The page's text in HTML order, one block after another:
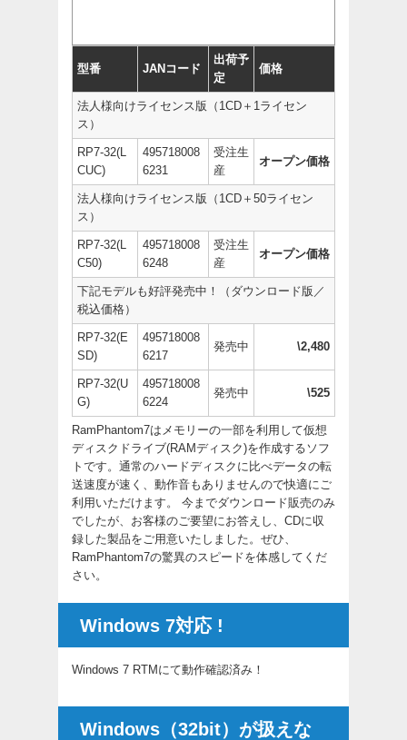
型番 JANコード
出荷予
定
価格
法人様向けライセンス版（1CD＋1ライセン
ス）
RP7-32(L
CUC)
495718008
6231
受注生
産
オープン価格
法人様向けライセンス版（1CD＋50ライセン
ス）
RP7-32(L
C50)
495718008
6248
受注生
産
オープン価格
下記モデルも好評発売中！（ダウンロード版／
税込価格）
RP7-32(E
SD)
495718008
6217
発売中 \2,480
RP7-32(U
G)
495718008
6224
発売中 \525
RamPhantom7はメモリーの一部を利用して仮想
ディスクドライブ(RAMディスク)を作成するソフ
トです。通常のハードディスクに比べデータの転
送速度が速く、動作音もありませんので快適にご
利用いただけます。 今までダウンロード販売のみ
でしたが、お客様のご要望にお答えし、CDに収
録した製品をご用意いたしました。ぜひ、
RamPhantom7の驚異のスピードを体感してくだ
さい。
Windows 7対応 !
Windows 7 RTMにて動作確認済み！
Windows（32bit）が扱えな